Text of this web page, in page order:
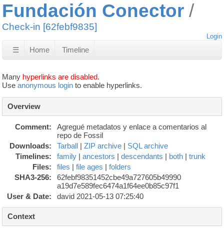
Fundación Conector
Check-in [62febf9835]
Login
☰ Home Timeline
Many hyperlinks are disabled.
Use anonymous login to enable hyperlinks.
Overview
Comment:
Agregué metadatos y enlace a comentarios al
repo de Fossil
Downloads:
Tarball | ZIP archive | SQL archive
Timelines:
family | ancestors | descendants | both | trunk
Files:
files | file ages | folders
SHA3-256:
62febf98351452cbe49a727605b49990
a19d7e589fec6474a1f64ee0b85c97f1
User & Date:
david 2021-05-13 07:25:40
Context